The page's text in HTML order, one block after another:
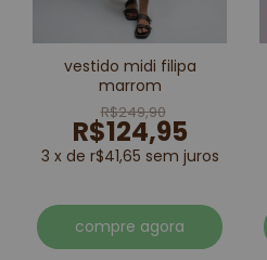
vestido midi filipa
marrom
R$249,90
R$124,95
3 x de r$41,65 sem juros
compre agora